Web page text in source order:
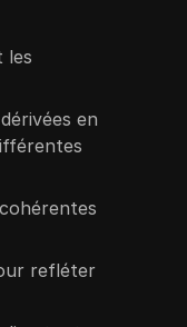
les
en
refléter